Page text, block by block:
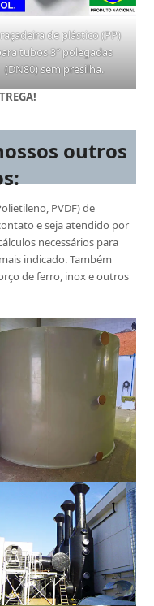
de plástico (PP)
tubos 3″ polegadas
(DN80) sem presilha.
outros
PVDF) de
e seja atendido por
necessários para
indicado. Também
de ferro, inox e outros